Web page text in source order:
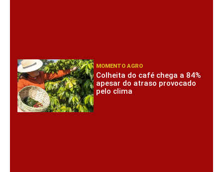
MOMENTO AGRO
Colheita do café chega a 84%
apesar do atraso provocado
pelo clima